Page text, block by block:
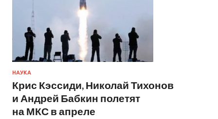
НАУКА
Крис Кэссиди, Николай Тихонов
и Андрей Бабкин полетят
на МКС в апреле